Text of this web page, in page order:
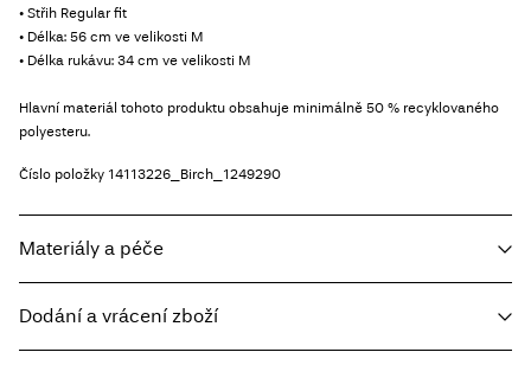
• Střih Regular fit
• Délka: 56 cm ve velikosti M
• Délka rukávu: 34 cm ve velikosti M
Hlavní materiál tohoto produktu obsahuje minimálně 50 % recyklovaného
polyesteru.
Číslo položky 14113226_Birch_1249290
Materiály a péče
Dodání a vrácení zboží